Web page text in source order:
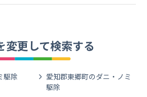
変更して検索する
駆除
愛知郡東郷町のダニ・ノミ
駆除